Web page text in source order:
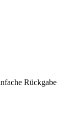
Rückgabe